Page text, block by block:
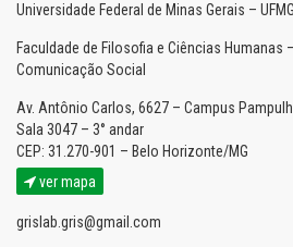
Universidade Federal de Minas Gerais – UFMG
Faculdade de Filosofia e Ciências Humanas
Comunicação Social
Av. Antônio Carlos, 6627 – Campus
Sala 3047 – 3° andar
CEP: 31.270-901 – Belo Horizonte/MG
ver mapa
grislab.gris@gmail.com